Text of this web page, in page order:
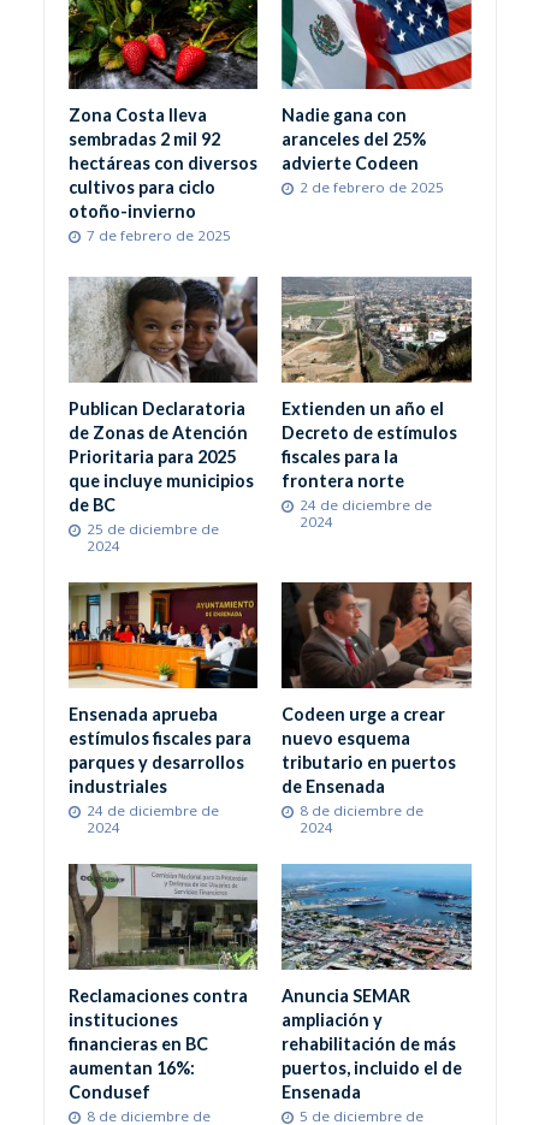
Zona Costa lleva
sembradas 2 mil 92
hectáreas con diversos
cultivos para ciclo
otoño-invierno
7 de febrero de 2025
Nadie gana con
aranceles del 25%
advierte Codeen
2 de febrero de 2025
Publican Declaratoria
de Zonas de Atención
Prioritaria para 2025
que incluye municipios
de BC
25 de diciembre de
2024
Extienden un año el
Decreto de estímulos
fiscales para la
frontera norte
24 de diciembre de
2024
Ensenada aprueba
estímulos fiscales para
parques y desarrollos
industriales
24 de diciembre de
2024
Codeen urge a crear
nuevo esquema
tributario en puertos
de Ensenada
8 de diciembre de
2024
Reclamaciones contra
instituciones
financieras en BC
aumentan 16%:
Condusef
8 de diciembre de
Anuncia SEMAR
ampliación y
rehabilitación de más
puertos, incluido el de
Ensenada
5 de diciembre de